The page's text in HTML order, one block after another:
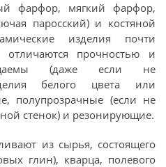
фарфор, мягкий фарфор,
паросский) и костяной
изделия почти
отличаются прочностью и
(даже если не
белого цвета или
полупрозрачные (если не
стенок) и резонирующие.
из сырья, состоящего
глин), кварца, полевого